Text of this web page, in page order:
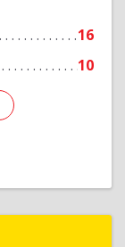
16
10